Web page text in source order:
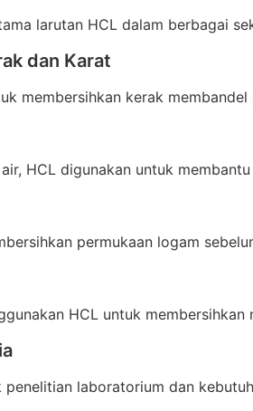
larutan HCL dalam berbagai
dan Karat
membersihkan kerak
HCL digunakan untuk
permukaan logam
HCL untuk
penelitian laboratorium dan